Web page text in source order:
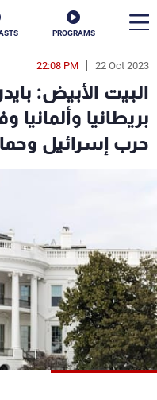
PROGRAMS
22 Oct 2023
22:08 PM
البيت الأبيض:
بريطانيا وألمانيا
حرب إسرائيل
en
الأخبار
سياسة
كأس العالم
البرامج
جدول البرامج
شاهد البرامج